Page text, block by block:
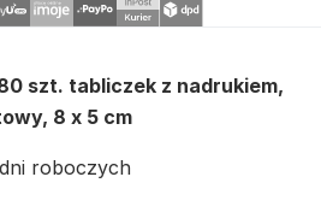
szt. tabliczek z nadrukiem,
8 x 5 cm
roboczych